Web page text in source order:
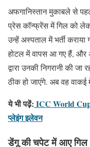
अफगानिस्तान मुकाबले से
प्रेस कॉन्फ्रेंस में गिल को
उन्हें अस्पताल में भर्ती
होटल में वापस आ गए हैं, और
द्वारा उनकी निगरानी की
ठीक हो जाएंगे. अब वह
ये भी पढ़ें: ICC World Cup:
प्लेइंग इलेवन
डेंगू की चपेट में आए गिल